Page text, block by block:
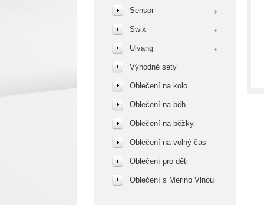
Sensor
Swix
Ulvang
Výhodné sety
Oblečení na kolo
Oblečení na běh
Oblečení na běžky
Oblečení na volný čas
Oblečení pro děti
Oblečení s Merino Vlnou